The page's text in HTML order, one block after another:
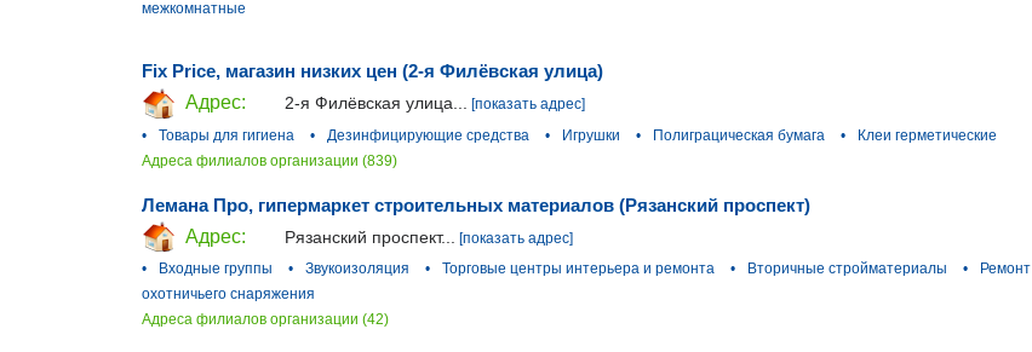
межкомнатные
Fix Price, магазин низких цен (2-я Филёвская улица)
Адрес:
2-я Филёвская улица...
[показать адрес]
•
Товары для гигиена • Дезинфицирующие средства • Игрушки • Полиграцическая бумага •
Клеи герметические
Адреса филиалов организации (839)
Лемана Про, гипермаркет строительных материалов (Рязанский проспект)
Адрес:
Рязанский проспект...
[показать адрес]
•
Входные группы • Звукоизоляция • Торговые центры интерьера и ремонта • Вторичные стройматериалы •
Ремонт
охотничьего снаряжения
Адреса филиалов организации (42)